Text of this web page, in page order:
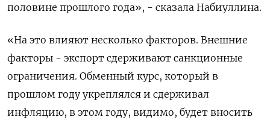
половине прошлого года», - сказала Набиуллина.
«На это влияют несколько факторов. Внешние
факторы - экспорт сдерживают санкционные
ограничения. Обменный курс, который в
прошлом году укреплялся и сдерживал
инфляцию, в этом году, видимо, будет вносить